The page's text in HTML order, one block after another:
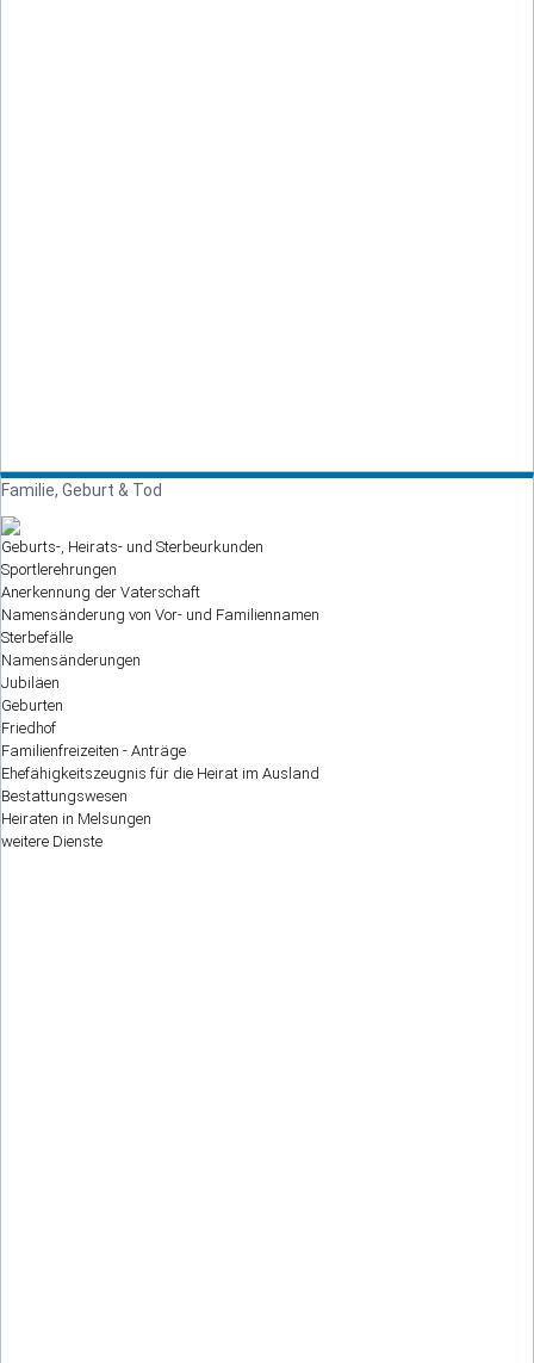
Familie, Geburt & Tod
Geburts-, Heirats- und Sterbeurkunden
Sportlerehrungen
Anerkennung der Vaterschaft
Namensänderung von Vor- und Familiennamen
Sterbefälle
Namensänderungen
Jubiläen
Geburten
Friedhof
Familienfreizeiten - Anträge
Ehefähigkeitszeugnis für die Heirat im Ausland
Bestattungswesen
Heiraten in Melsungen
weitere Dienste